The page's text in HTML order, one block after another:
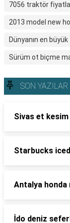
7056 traktör
2013 model new
Dünyanın en
Sürüm ot biçme
SON YAZILAR
Sivas et
Starbucks
Antalya honda
İdo deniz